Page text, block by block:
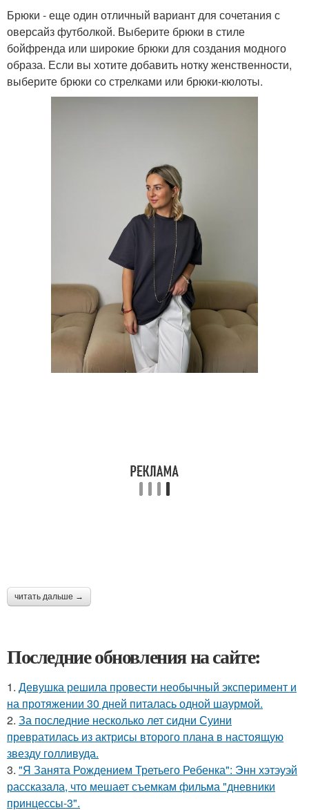
Брюки - еще один отличный вариант для сочетания с
оверсайз футболкой. Выберите брюки в стиле
бойфренда или широкие брюки для создания модного
образа. Если вы хотите добавить нотку женственности,
выберите брюки со стрелками или брюки-кюлоты.
читать дальше →
Последние обновления на сайте:
1. Девушка решила провести необычный эксперимент и
на протяжении 30 дней питалась одной шаурмой.
2. За последние несколько лет сидни Суини
превратилась из актрисы второго плана в настоящую
звезду голливуда.
3. "Я Занята Рождением Третьего Ребенка": Энн хэтэуэй
рассказала, что мешает съемкам фильма "дневники
принцессы-3".